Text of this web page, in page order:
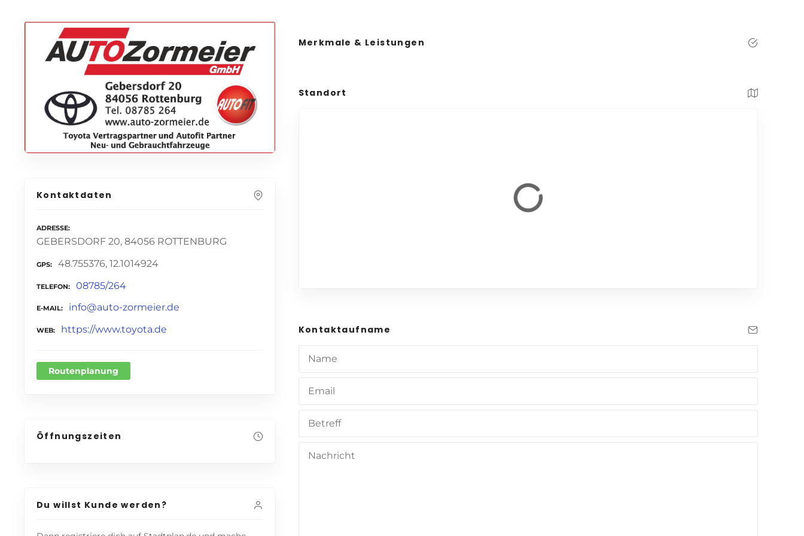
Kontaktdaten
ADRESSE
GEBERSDORF 20, 84056 ROTTENBURG
GPS 48.755376, 12.1014924
TELEFON 08785/264
E-MAIL info@auto-zormeier.de
WEB https://www.toyota.de
Routenplanung
Öffnungszeiten
Du willst Kunde werden?
Merkmale & Leistungen
Standort
Kontaktaufname